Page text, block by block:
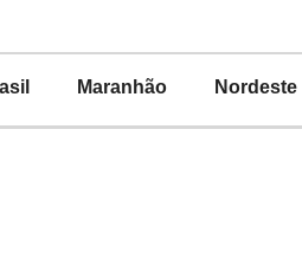
Maranhão Nordeste